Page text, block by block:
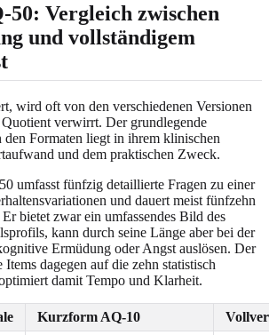
50: Vergleich zwischen
und vollständigem
wird oft von den verschiedenen Versionen
verwirrt. Der grundlegende
den Formaten liegt in ihrem klinischen
und dem praktischen Zweck.
umfasst fünfzig detaillierte Fragen zu einer
und dauert meist fünfzehn
bietet zwar ein umfassendes Bild des
kann durch seine Länge aber bei der
Ermüdung oder Angst auslösen. Der
dagegen auf die zehn statistisch
damit Tempo und Klarheit.
Kurzform AQ-10